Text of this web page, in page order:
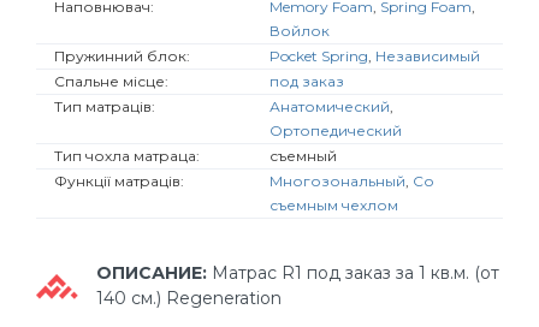
Наповнювач:
Memory Foam, Spring Foam,
Войлок
Пружинний блок:
Pocket Spring, Независимый
Спальне місце:
под заказ
Тип матраців:
Анатомический,
Ортопедический
Тип чохла матраца:
съемный
Функції матраців:
Многозональный, Со
съемным чехлом
ОПИСАНИЕ: Матрас R1 под заказ за 1 кв.м. (от
140 см.) Regeneration